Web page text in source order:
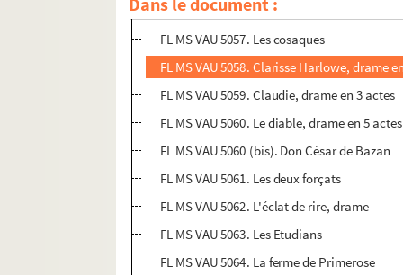
FL MS VAU 5056. Les chevaux du Caroussel
FL MS VAU 5057. Les cosaques
FL MS VAU 5058. Clarisse Harlowe, drame
FL MS VAU 5059. Claudie, drame en 3 actes
FL MS VAU 5060. Le diable, drame en 5 actes
FL MS VAU 5060 (bis). Don César de Bazan
FL MS VAU 5061. Les deux forçats
FL MS VAU 5062. L'éclat de rire, drame
FL MS VAU 5063. Les Etudians
FL MS VAU 5064. La ferme de Primerose